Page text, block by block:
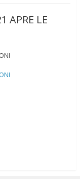
APRE LE